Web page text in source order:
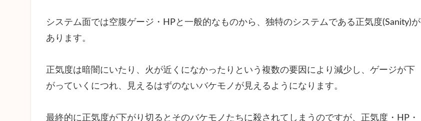
4.3
Food
4.4
Speed
システム面では空腹ゲージ・HPと一般的なものから、独特のシステムである正気度(Sanity)が
あります。
正気度は暗闇にいたり、火が近くになかったりという複数の要因により減少し、ゲージが下
がっていくにつれ、見えるはずのないバケモノが見えるようになります。
最終的に正気度が下がり切るとそのバケモノたちに殺されてしまうのですが、正気度・HP・